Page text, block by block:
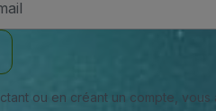
ou en créant un compte, vous